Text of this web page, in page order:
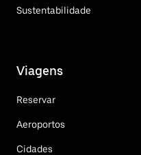
Sustentabilidade
Viagens
Reservar
Aeroportos
Cidades